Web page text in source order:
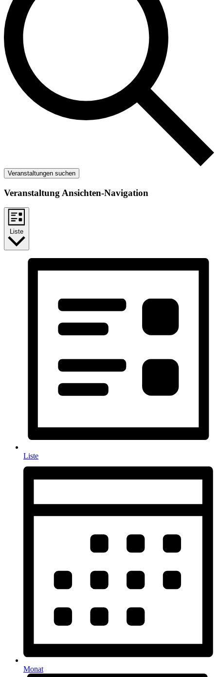
Veranstaltungen suchen
Veranstaltung Ansichten-Navigation
Liste
Liste
Monat